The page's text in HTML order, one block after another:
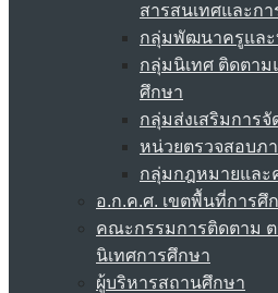
สารสนเทศและกา
กลุ่มพัฒนาครูและ
กลุ่มนิเทศ ติดตาม
ศึกษา
กลุ่มส่งเสริมการ
หน่วยตรวจสอบภ
กลุ่มกฎหมายและ
อ.ก.ค.ศ. เขตพื้นที่การศึ
คณะกรรมการติดตาม ต
นิเทศการศึกษา
ผู้บริหารสถานศึกษา